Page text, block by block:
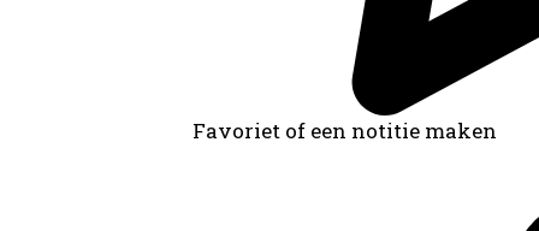
Favoriet of een notitie maken